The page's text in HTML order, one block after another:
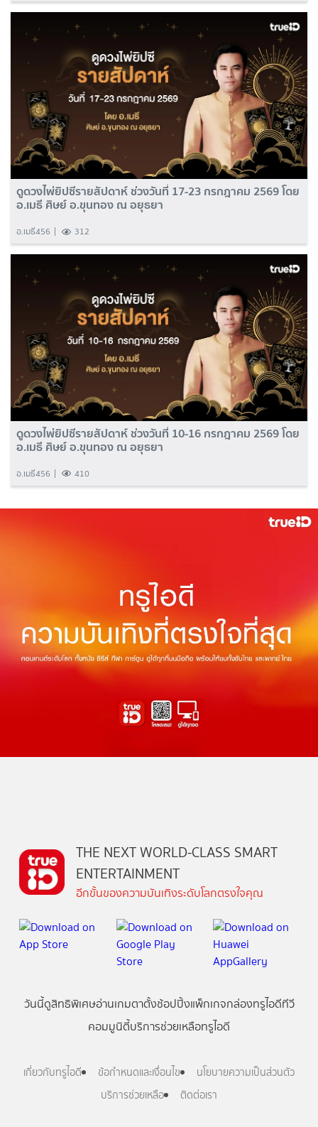
ดูดวงไพ่ยิปซีรายสัปดาห์ ช่วงวันที่ 17-23 กรกฎาคม 2569 โดย
อ.เมธี ศิษย์ อ.ขุนทอง ณ อยุธยา
อ.เมธี456 312
ดูดวงไพ่ยิปซีรายสัปดาห์ ช่วงวันที่ 10-16 กรกฎาคม 2569 โดย
อ.เมธี ศิษย์ อ.ขุนทอง ณ อยุธยา
อ.เมธี456 410
THE NEXT WORLD-CLASS SMART
ENTERTAINMENT
อีกขั้นของความบันเทิงระดับโลกตรงใจคุณ
วันนี้ดูสิทธิพิเศษอ่านเกมตาตั้งช้อปปิ้งแพ็กเกจกล่องทรูไอดีทีวี
คอมมูนิตี้บริการช่วยเหลือทรูไอดี
เกี่ยวกับทรูไอดี ข้อกำหนดและเงื่อนไข
นโยบายความเป็นส่วนตัว
บริการช่วยเหลือ
ติดต่อเรา